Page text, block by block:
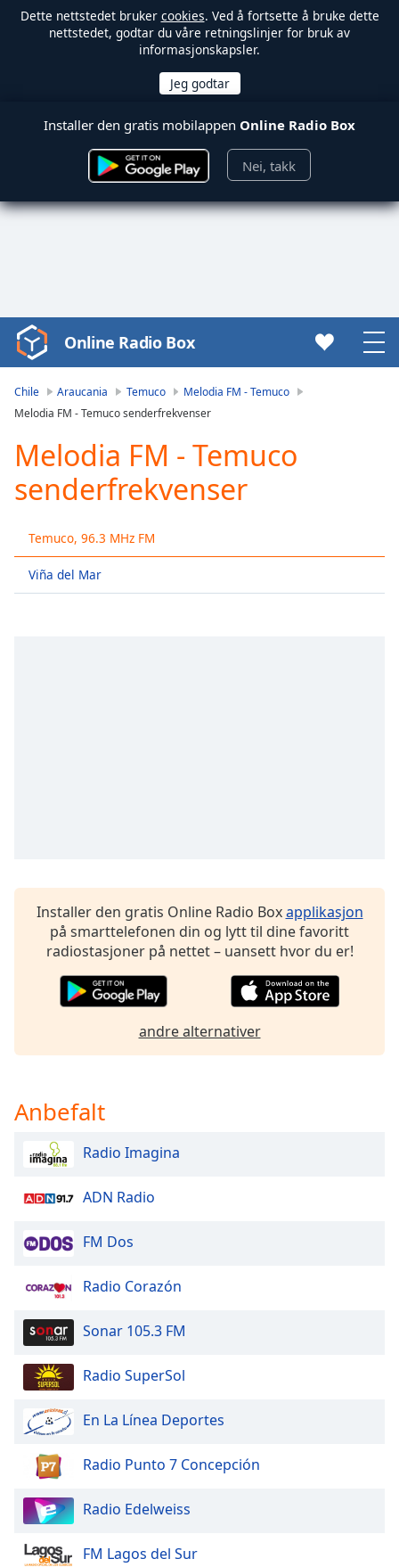
Dette nettstedet bruker cookies. Ved å fortsette å bruke dette
nettstedet, godtar du våre retningslinjer for bruk av
informasjonskapsler.
Installer den gratis mobilappen Online Radio Box
Nei, takk
Video
Player
loading.
Video
Play
Skip
Backward
Forward
Current
Time0:00
Rate
Chapters
Chapters
descriptions
subtitles
opens
settings
dialog
subtitles
off,
selected
Track
in-
Picture
modal
window.
Online Radio Box
Chile Araucania Temuco
Melodia FM - Temuco
Melodia FM - Temuco senderfrekvenser
Melodia FM - Temuco
senderfrekvenser
Temuco, 96.3 MHz FM
Viña del Mar
Installer den gratis Online Radio Boxapplikasjon
på smarttelefonen din og lytt til dine favoritt
radiostasjoner på nettet – uansett hvor du er!
andre alternativer
Anbefalt
Radio Imagina
ADN Radio
FM Dos
Radio Corazón
Sonar 105.3 FM
Radio SuperSol
En La Línea Deportes
Radio Punto 7 Concepción
Radio Edelweiss
FM Lagos del Sur